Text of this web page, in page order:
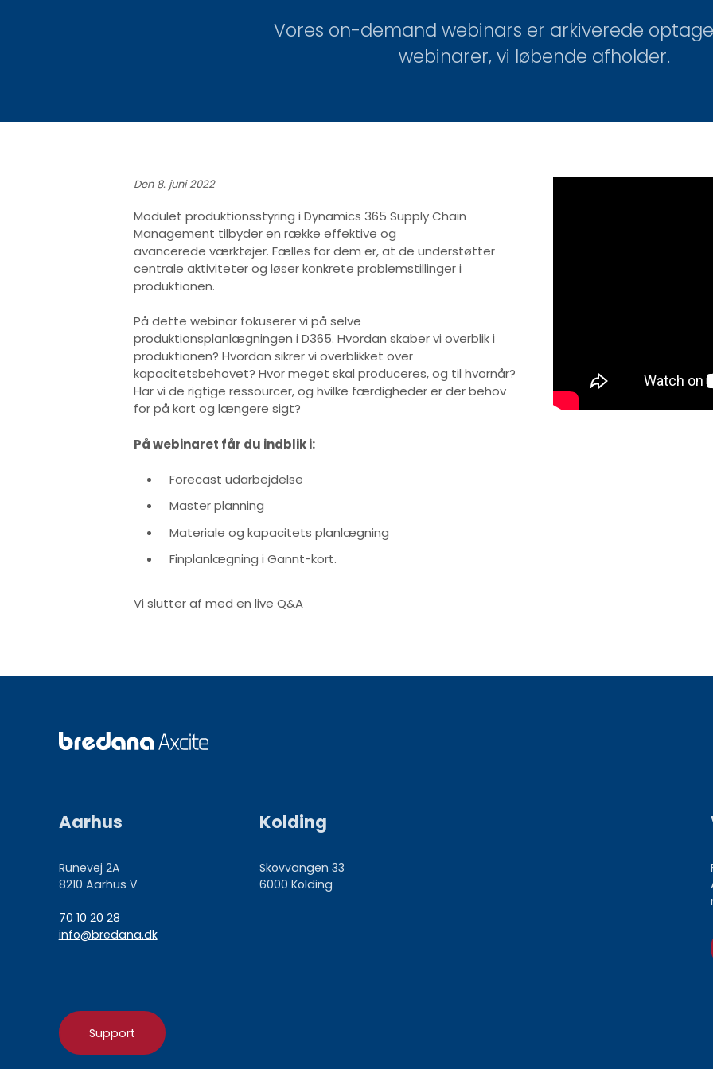
Vores on-demand webinars er arkiverede
webinarer, vi løbende afholder.
Den 8. juni 2022
Modulet produktionsstyring i Dynamics 365 Supply Chain
Management tilbyder en række effektive og
avancerede værktøjer. Fælles for dem er, at de understøtter
centrale aktiviteter og løser konkrete problemstillinger i
produktionen.
På dette webinar fokuserer vi på selve
produktionsplanlægningen i D365. Hvordan skaber vi overblik i
produktionen? Hvordan sikrer vi overblikket over
kapacitetsbehovet? Hvor meget skal produceres, og til hvornår?
Har vi de rigtige ressourcer, og hvilke færdigheder er der behov
for på kort og længere sigt?
På webinaret får du indblik i:
Forecast udarbejdelse
Master planning
Materiale og kapacitets planlægning
Finplanlægning i Gannt-kort.
Vi slutter af med en live Q&A
Accepter marketing-
Aarhus
Runevej 2A
8210 Aarhus V
70 10 20 28
info@bredana.dk
Kolding
Skovvangen 33
6000 Kolding
Support